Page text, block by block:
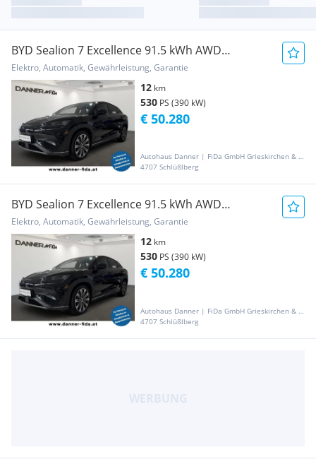
BYD Sealion 7 Excellence 91.5 kWh AWD
*AKTIONSPREIS*
Elektro, Automatik, Gewährleistung, Garantie
12 km
530 PS (390 kW)
Autohaus Danner | FiDa GmbH Grieskirchen & Gaspoltshofen
4707 Schlüßlberg
€ 50.280
BYD Sealion 7 Excellence 91.5 kWh AWD
*AKTIONSPREIS*
Elektro, Automatik, Gewährleistung, Garantie
12 km
530 PS (390 kW)
Autohaus Danner | FiDa GmbH Grieskirchen & Gaspoltshofen
4707 Schlüßlberg
€ 50.280